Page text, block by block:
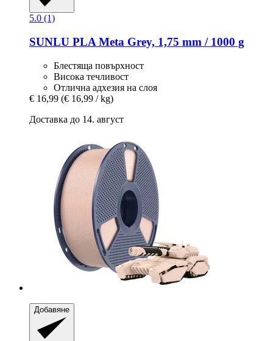
5.0 (1)
SUNLU PLA Meta Grey, 1,75 mm / 1000 g
Блестяща повърхност
Висока течливост
Отлична адхезия на слоя
€ 16,99 (€ 16,99 / kg)
Доставка до 14. август
Добавяне